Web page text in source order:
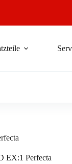
EX:1 Perfecta